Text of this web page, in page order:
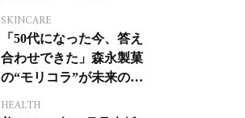
SKINCARE
「50代になった今、答え
合わせできた」森永製菓
の“モリコラ”が未来のキ
HEALTH